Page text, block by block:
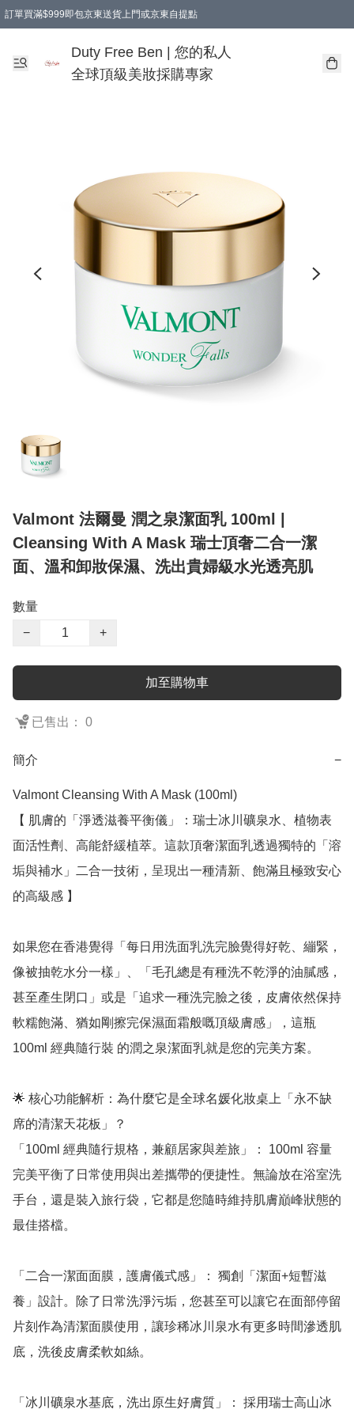
訂單買滿$999即包京東送貨上門或京東自提點
Duty Free Ben | 您的私人
全球頂級美妝採購專家
Valmont 法爾曼 潤之泉潔面乳 100ml |
Cleansing With A Mask 瑞士頂奢二合一潔
面、溫和卸妝保濕、洗出貴婦級水光透亮肌
數量
−
+
加至購物車
已售出： 0
簡介 −
Valmont Cleansing With A Mask (100ml)
【 肌膚的「淨透滋養平衡儀」：瑞士冰川礦泉水、植物表
面活性劑、高能舒緩植萃。這款頂奢潔面乳透過獨特的「溶
垢與補水」二合一技術，呈現出一種清新、飽滿且極致安心
的高級感 】
如果您在香港覺得「每日用洗面乳洗完臉覺得好乾、繃緊，
像被抽乾水分一樣」、「毛孔總是有種洗不乾淨的油膩感，
甚至產生閉口」或是「追求一種洗完臉之後，皮膚依然保持
軟糯飽滿、猶如剛擦完保濕面霜般嘅頂級膚感」，這瓶
100ml 經典隨行裝 的潤之泉潔面乳就是您的完美方案。
🌟 核心功能解析：為什麼它是全球名媛化妝桌上「永不缺
席的清潔天花板」？
「100ml 經典隨行規格，兼顧居家與差旅」： 100ml 容量
完美平衡了日常使用與出差攜帶的便捷性。無論放在浴室洗
手台，還是裝入旅行袋，它都是您隨時維持肌膚巔峰狀態的
最佳搭檔。
「二合一潔面面膜，護膚儀式感」： 獨創「潔面+短暫滋
養」設計。除了日常洗淨污垢，您甚至可以讓它在面部停留
片刻作為清潔面膜使用，讓珍稀冰川泉水有更多時間滲透肌
底，洗後皮膚柔軟如絲。
「冰川礦泉水基底，洗出原生好膚質」： 採用瑞士高山冰